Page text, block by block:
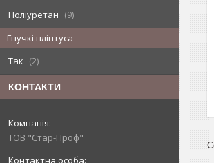
Поліуретан
9
Гнучкі плінтуса
Так
2
КОНТАКТИ
ТОВ "Стар-Проф"